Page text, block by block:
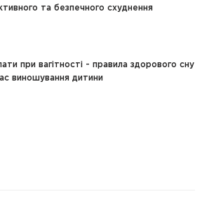
та безпечного схуднення
при вагітності - правила здорового сну
виношування дитини